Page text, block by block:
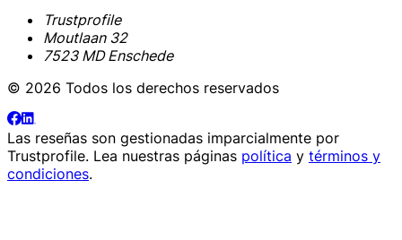
Trustprofile
Moutlaan 32
7523 MD Enschede
© 2026 Todos los derechos reservados
Las reseñas son gestionadas imparcialmente por
Trustprofile. Lea nuestras páginas política y términos y
condiciones.